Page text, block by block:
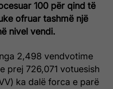
100 për qind të
ofruar tashmë një
nivel vendi.
2,498 vendvotime
prej 726,071 votuesish
ka dalë forca e parë